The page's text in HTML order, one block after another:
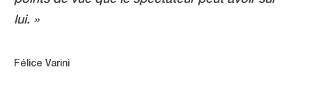
lui. »
Félice Varini